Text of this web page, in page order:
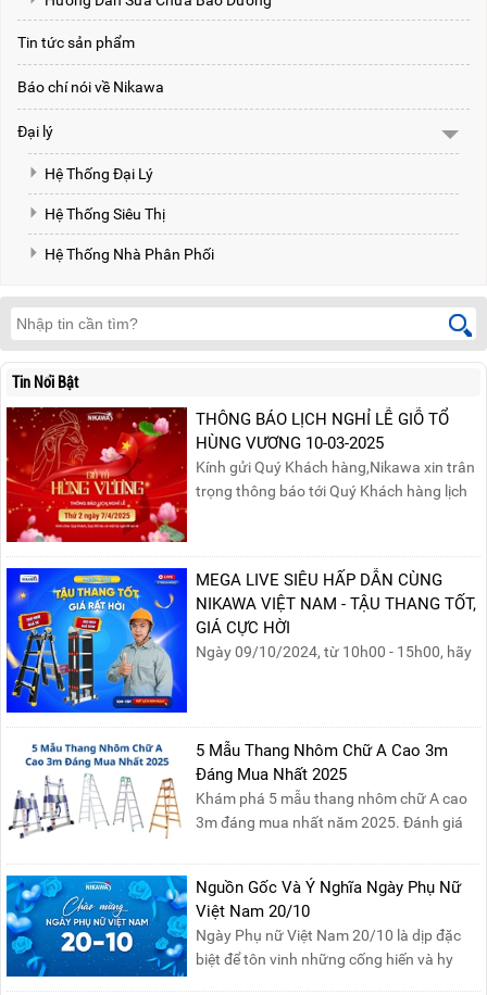
Tin tức sản phẩm
Báo chí nói về Nikawa
Đại lý
Hệ Thống Đại Lý
Hệ Thống Siêu Thị
Hệ Thống Nhà Phân Phối
Tin Nổi Bật
THÔNG BÁO LỊCH NGHỈ LỄ GIỖ TỔ
HÙNG VƯƠNG 10-03-2025
Kính gửi Quý Khách hàng,Nikawa xin trân
trọng thông báo tới Quý Khách hàng lịch
07/04/2025, nhằm ngày Giỗ Tổ Hùng
Vương – dịp để tưởng nhớ công ơn dựng
nước của các Vua Hùng....
MEGA LIVE SIÊU HẤP DẪN CÙNG
NIKAWA VIỆT NAM - TẬU THANG TỐT,
GIÁ CỰC HỜI
Ngày 09/10/2024, từ 10h00 - 15h00, hãy
phần quà siêu hấp dẫn và mua sắm
những sản phẩm thang chính hãng với
mức giá không thể tốt hơn!Tham gia
Mega Live, bạn sẽ nhận được gì?...
5 Mẫu Thang Nhôm Chữ A Cao 3m
Đáng Mua Nhất 2025
Khám phá 5 mẫu thang nhôm chữ A cao
3m đáng mua nhất năm 2025. Đánh giá
sản phẩm phù hợp!
Nguồn Gốc Và Ý Nghĩa Ngày Phụ Nữ
Việt Nam 20/10
Ngày Phụ nữ Việt Nam 20/10 là dịp đặc
biệt để tôn vinh những cống hiến và hy